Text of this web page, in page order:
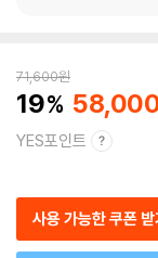
71,600원
19
YES포인트
사용 가능한 쿠폰 받